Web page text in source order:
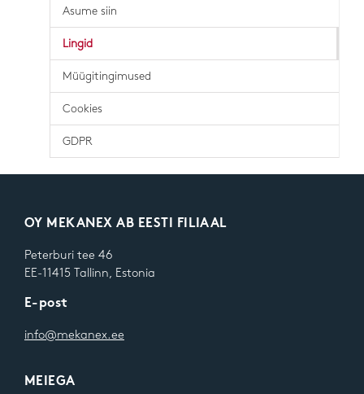
Asume siin
Lingid
Müügitingimused
Cookies
GDPR
OY MEKANEX AB EESTI FILIAAL
Peterburi tee 46
EE-11415 Tallinn, Estonia
E-post
info@mekanex.ee
MEIEGA